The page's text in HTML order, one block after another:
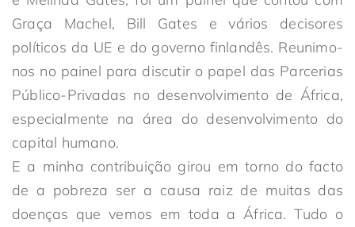
Graça Machel, Bill Gates e vários decisores
políticos da UE e do governo finlandês. Reunimo-
nos no painel para discutir o papel das Parcerias
Público-Privadas no desenvolvimento de África,
especialmente na área do desenvolvimento do
capital humano.
E a minha contribuição girou em torno do facto
de a pobreza ser a causa raiz de muitas das
doenças que vemos em toda a África. Tudo o